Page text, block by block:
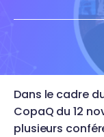
Dans le cadre
CopaQ du 12
plusieurs